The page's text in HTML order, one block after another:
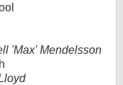
'Max' Mendelsson